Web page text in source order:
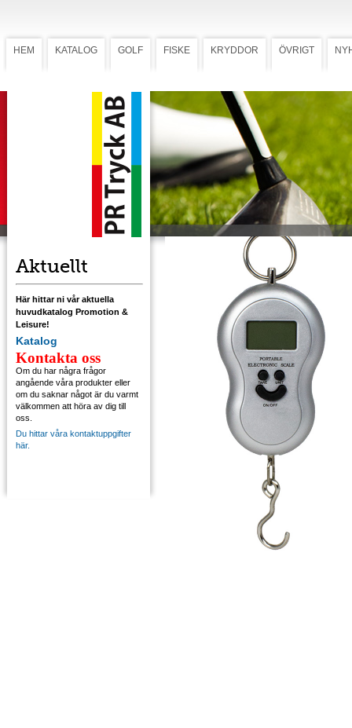
HEM KATALOG GOLF FISKE KRYDDOR ÖVRIGT
Aktuellt
Här hittar ni vår aktuella
huvudkatalog Promotion &
Leisure!
Katalog
Kontakta oss
Om du har några frågor
angående våra produkter eller
om du saknar något är du varmt
välkommen att höra av dig till
oss.
Du hittar våra kontaktuppgifter
här.
Digital våg 50
Digital våg 50
Praktisk våg som väger allt från fångsten till
resväskan, från 10 gram till 50 kg. Förädlas
med tampotryck. Tryckyta 25x10 mm.
Ladda ner mall med tryckstorlek